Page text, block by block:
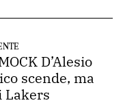
D’Alesio
scende, ma
Lakers